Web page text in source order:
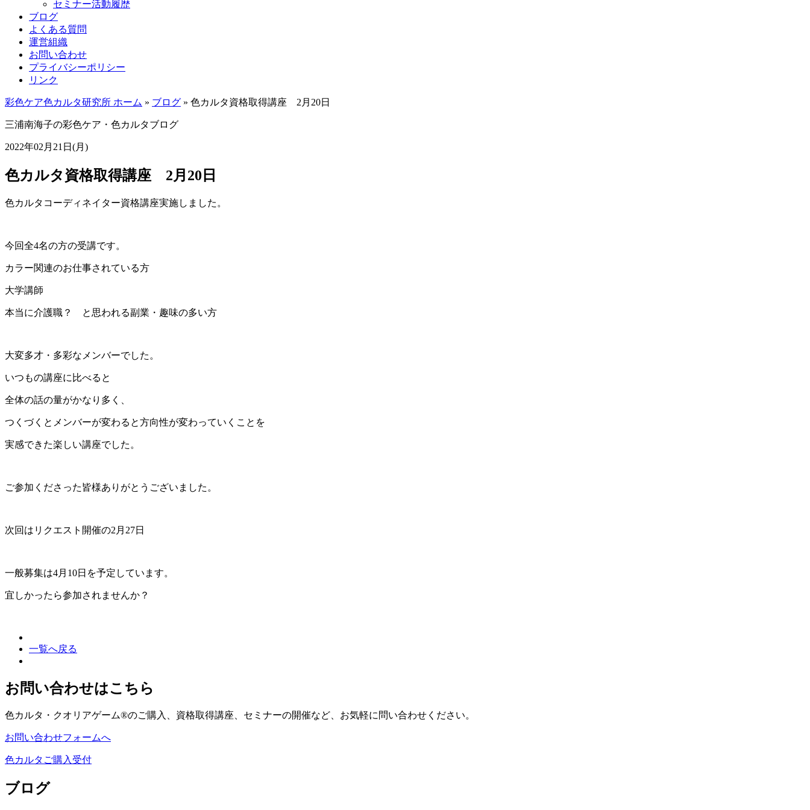
セミナー活動履歴
ブログ
よくある質問
運営組織
お問い合わせ
プライバシーポリシー
リンク
彩色ケア色カルタ研究所 ホーム » ブログ » 色カルタ資格取得講座 2月20日
三浦南海子の彩色ケア・色カルタブログ
2022年02月21日(月)
色カルタ資格取得講座 2月20日
色カルタコーディネイター資格講座実施しました。
今回全4名の方の受講です。
カラー関連のお仕事されている方
大学講師
本当に介護職？ と思われる副業・趣味の多い方
大変多才・多彩なメンバーでした。
いつもの講座に比べると
全体の話の量がかなり多く、
つくづくとメンバーが変わると方向性が変わっていくことを
実感できた楽しい講座でした。
ご参加くださった皆様ありがとうございました。
次回はリクエスト開催の2月27日
一般募集は4月10日を予定しています。
宜しかったら参加されませんか？
一覧へ戻る
お問い合わせはこちら
色カルタ・クオリアゲーム®のご購入、資格取得講座、セミナーの開催など、お気軽に問い合わせください。
お問い合わせフォームへ
色カルタご購入受付
ブログ